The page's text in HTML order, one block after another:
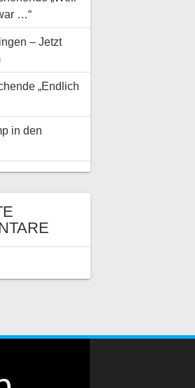
…“
– Jetzt
„Endlich
in den